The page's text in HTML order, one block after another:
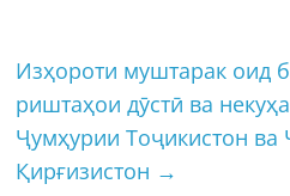
Изҳороти муштарак оид
риштаҳои дӯстӣ ва
Ҷумҳурии Тоҷикистон ва
Қирғизистон →